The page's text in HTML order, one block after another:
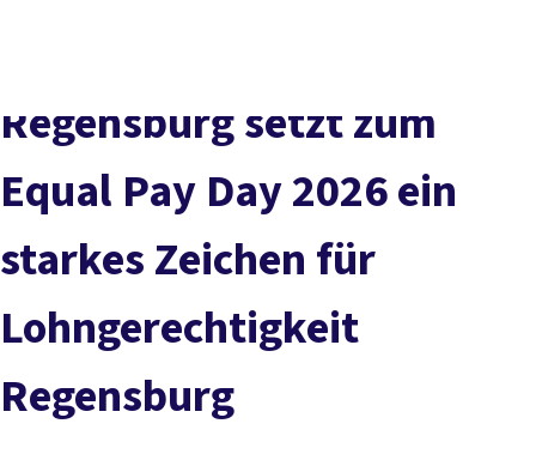
Service
Mitmachen
Regensburg setzt zum
Equal Pay Day 2026 ein
starkes Zeichen für
Lohngerechtigkeit
Regensburg